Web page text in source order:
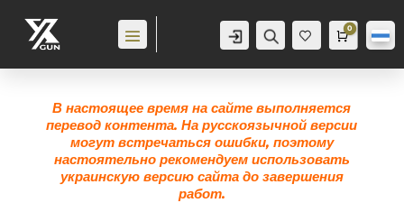
Аккаунт Поиск
Же
лан
Корзина
0
0,0грн
В настоящее время на сайте выполняется
перевод контента. На русскоязычной версии
могут встречаться ошибки, поэтому
настоятельно рекомендуем использовать
украинскую версию сайта до завершения
работ.